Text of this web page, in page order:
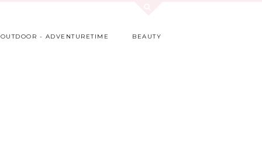
OUTDOOR - ADVENTURETIME BEAUTY